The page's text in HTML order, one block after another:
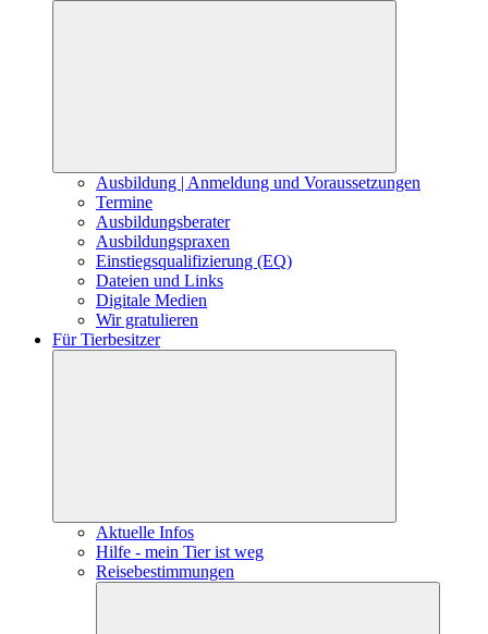
Ausbildung | Anmeldung und Voraussetzungen
Termine
Ausbildungsberater
Ausbildungspraxen
Einstiegsqualifizierung (EQ)
Dateien und Links
Digitale Medien
Wir gratulieren
Für Tierbesitzer
Aktuelle Infos
Hilfe - mein Tier ist weg
Reisebestimmungen